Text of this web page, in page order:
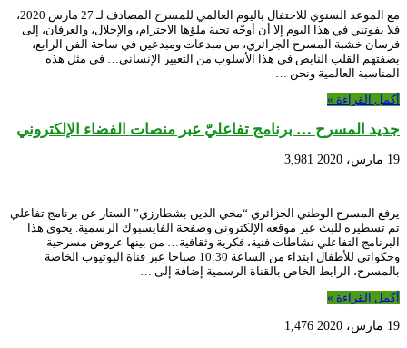
مع الموعد السنوي للاحتفال باليوم العالمي للمسرح المصادف لـ 27 مارس 2020،
فلا يفوتني في هذا اليوم إلا أن أوجّه تحية ملؤها الاحترام، والإجلال، والعرفان، إلى
فرسان خشبة المسرح الجزائري، من مبدعات ومبدعين في ساحة الفن الرابع،
بصفتهم القلب النابض في هذا الأسلوب من التعبير الإنساني… في مثل هذه
المناسبة العالمية ونحن …
أكمل القراءة »
جديد المسرح … برنامج تفاعليّ عبر منصات الفضاء الإلكتروني
19 مارس، 2020 3,981
يرفع المسرح الوطني الجزائري “محي الدين بشطارزي” الستار عن برنامج تفاعلي
تم تسطيره للبث عبر موقعه الإلكتروني وصفحة الفايسبوك الرسمية. يحوي هذا
البرنامج التفاعلي نشاطات فنية، فكرية وثقافية… من بينها عروض مسرحية
وحكواتي للأطفال ابتداء من الساعة 10:30 صباحا عبر قناة اليوتيوب الخاصة
بالمسرح، الرابط الخاص بالقناة الرسمية إضافة إلى …
أكمل القراءة »
19 مارس، 2020 1,476